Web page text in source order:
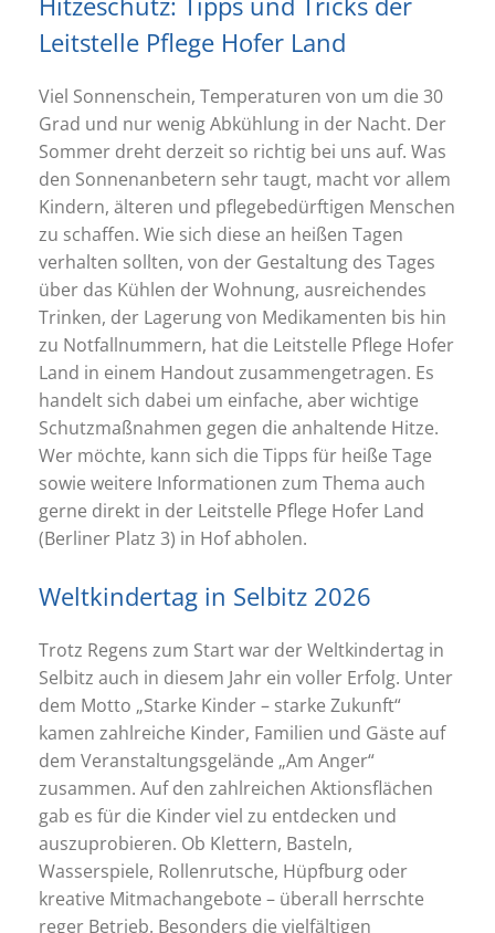
Leitstelle Pflege Hofer Land
Viel Sonnenschein, Temperaturen von um die 30
Grad und nur wenig Abkühlung in der Nacht. Der
Sommer dreht derzeit so richtig bei uns auf. Was
den Sonnenanbetern sehr taugt, macht vor allem
Kindern, älteren und pflegebedürftigen Menschen
zu schaffen. Wie sich diese an heißen Tagen
verhalten sollten, von der Gestaltung des Tages
über das Kühlen der Wohnung, ausreichendes
Trinken, der Lagerung von Medikamenten bis hin
zu Notfallnummern, hat die Leitstelle Pflege Hofer
Land in einem Handout zusammengetragen. Es
handelt sich dabei um einfache, aber wichtige
Schutzmaßnahmen gegen die anhaltende Hitze.
Wer möchte, kann sich die Tipps für heiße Tage
sowie weitere Informationen zum Thema auch
gerne direkt in der Leitstelle Pflege Hofer Land
(Berliner Platz 3) in Hof abholen.
Weltkindertag in Selbitz 2026
Trotz Regens zum Start war der Weltkindertag in
Selbitz auch in diesem Jahr ein voller Erfolg. Unter
dem Motto „Starke Kinder – starke Zukunft“
kamen zahlreiche Kinder, Familien und Gäste auf
dem Veranstaltungsgelände „Am Anger“
zusammen. Auf den zahlreichen Aktionsflächen
gab es für die Kinder viel zu entdecken und
auszuprobieren. Ob Klettern, Basteln,
Wasserspiele, Rollenrutsche, Hüpfburg oder
kreative Mitmachangebote – überall herrschte
reger Betrieb. Besonders die vielfältigen